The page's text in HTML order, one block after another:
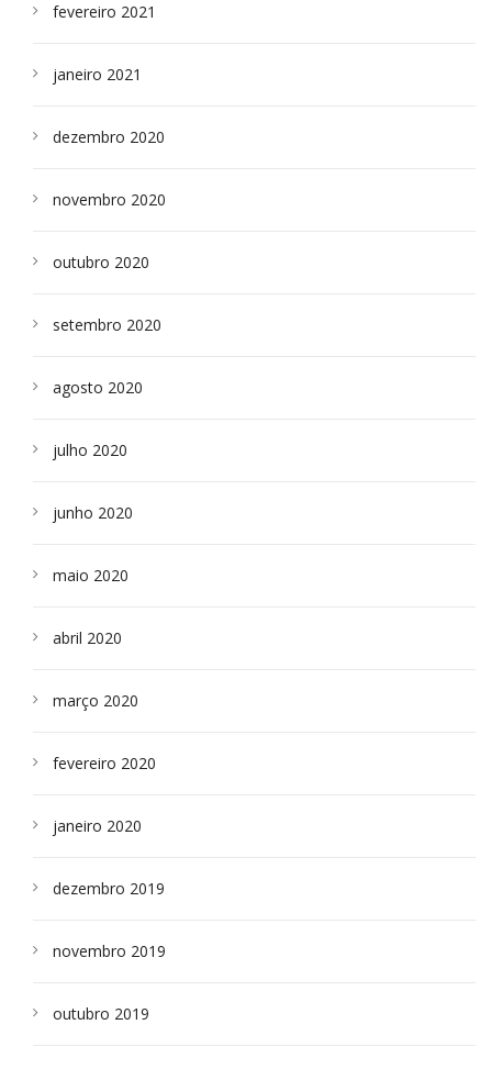
fevereiro 2021
janeiro 2021
dezembro 2020
novembro 2020
outubro 2020
setembro 2020
agosto 2020
julho 2020
junho 2020
maio 2020
abril 2020
março 2020
fevereiro 2020
janeiro 2020
dezembro 2019
novembro 2019
outubro 2019